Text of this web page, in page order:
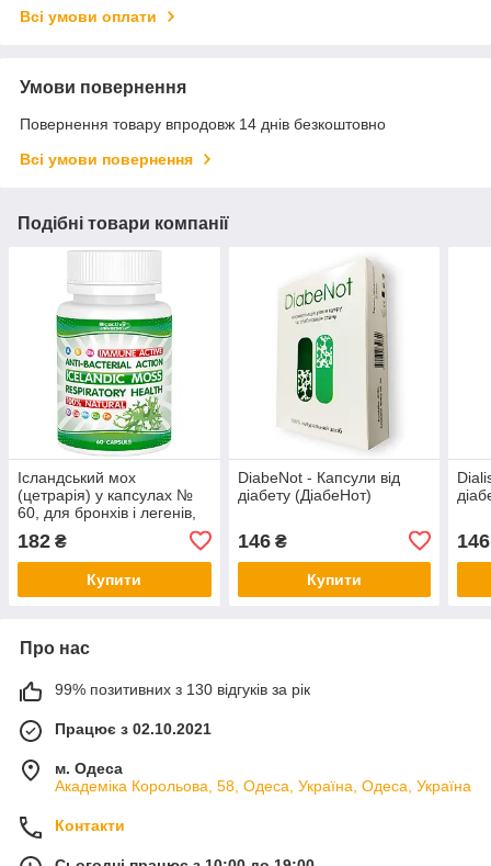
Всі умови оплати
Умови повернення
Повернення товару впродовж 14 днів безкоштовно
Всі умови повернення
Подібні товари компанії
Ісландський мох
(цетрарія) у капсулах №
60, для бронхів і легенів,
від кашлю, для зміцнення
імунітету
182 ₴
Купити
DiabeNot - Капсули від
діабету (ДіабеНот)
146₴
Купити
146
Про нас
99% позитивних з 130 відгуків за рік
Працює з 02.10.2021
м. Одеса
Академіка Корольова, 58, Одеса, Україна, Одеса, Україна
Контакти